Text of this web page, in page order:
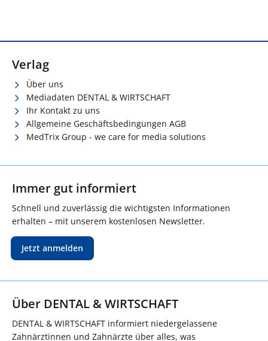
Verlag
Über uns
Mediadaten DENTAL & WIRTSCHAFT
Ihr Kontakt zu uns
Allgemeine Geschäftsbedingungen AGB
MedTrix Group - we care for media solutions
Immer gut informiert
Schnell und zuverlässig die wichtigsten Informationen
erhalten – mit unserem kostenlosen Newsletter.
Jetzt anmelden
Über DENTAL & WIRTSCHAFT
DENTAL & WIRTSCHAFT informiert niedergelassene
Zahnärztinnen und Zahnärzte über alles, was